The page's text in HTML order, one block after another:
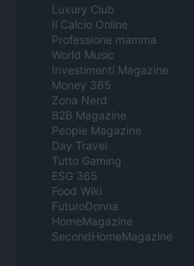
Luxury Club
Il Calcio Online
Professione mamma
World Music
Investimenti Magazine
Money 365
Zona Nerd
B2B Magazine
People Magazine
Day Travel
Tutto Gaming
ESG 365
Food Wiki
FuturoDonna
HomeMagazine
SecondHomeMagazine